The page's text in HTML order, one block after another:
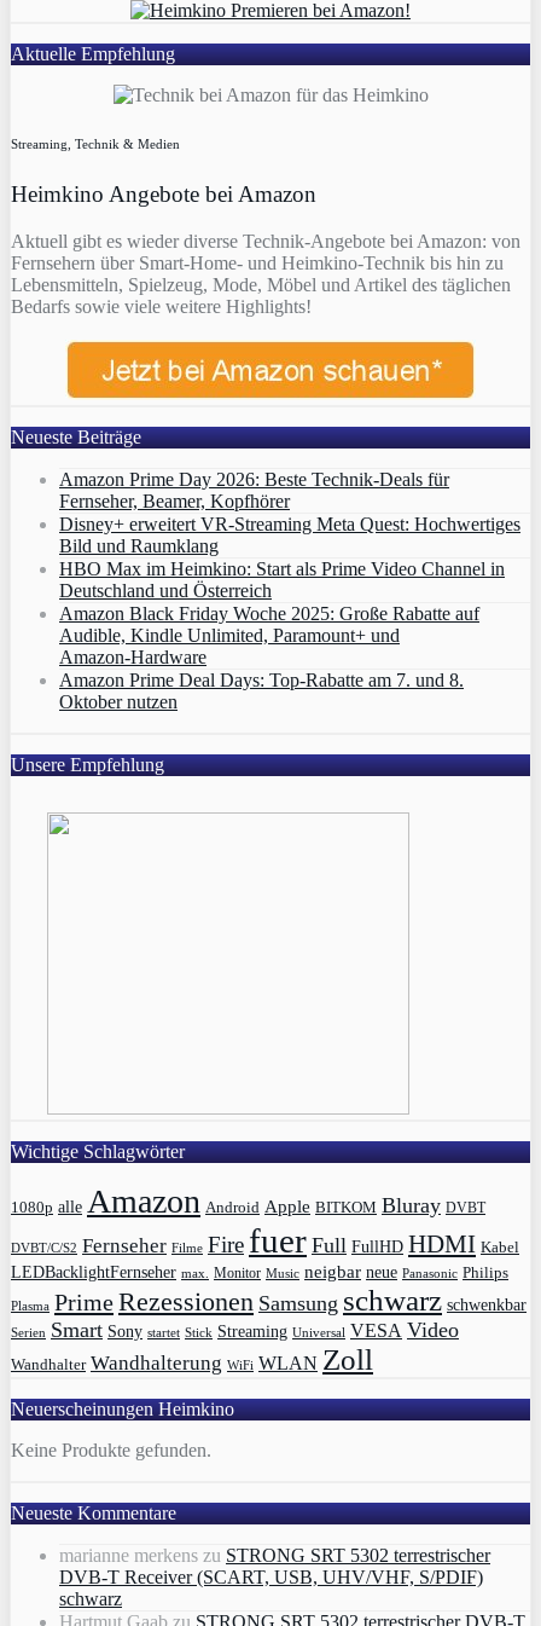
Aktuelle Empfehlung
Streaming, Technik & Medien
Heimkino Angebote bei Amazon
Aktuell gibt es wieder diverse Technik-Angebote bei Amazon: von
Fernsehern über Smart-Home- und Heimkino-Technik bis hin zu
Lebensmitteln, Spielzeug, Mode, Möbel und Artikel des täglichen
Bedarfs sowie viele weitere Highlights!
Neueste Beiträge
Amazon Prime Day 2026: Beste Technik-Deals für
Fernseher, Beamer, Kopfhörer
Disney+ erweitert VR‑Streaming Meta Quest: Hochwertiges
Bild und Raumklang
HBO Max im Heimkino: Start als Prime Video Channel in
Deutschland und Österreich
Amazon Black Friday Woche 2025: Große Rabatte auf
Audible, Kindle Unlimited, Paramount+ und
Amazon‑Hardware
Amazon Prime Deal Days: Top-Rabatte am 7. und 8.
Oktober nutzen
Unsere Empfehlung
Wichtige Schlagwörter
1080p alle Amazon Android Apple BITKOM Bluray DVBT
DVBT/C/S2 Fernseher Filme Fire fuer Full FullHD HDMI Kabel
LEDBacklightFernseher max. Monitor Music neigbar neue Panasonic Philips
Plasma PrimeRezessionen Samsung schwarz schwenkbar
Serien Smart Sony startet Stick Streaming Universal VESA Video
Wandhalter Wandhalterung WiFi WLAN Zoll
Neuerscheinungen Heimkino
Keine Produkte gefunden.
Neueste Kommentare
marianne merkens zu STRONG SRT 5302 terrestrischer
DVB-T Receiver (SCART, USB, UHV/VHF, S/PDIF)
schwarz
Hartmut Gaab zu STRONG SRT 5302 terrestrischer DVB-T